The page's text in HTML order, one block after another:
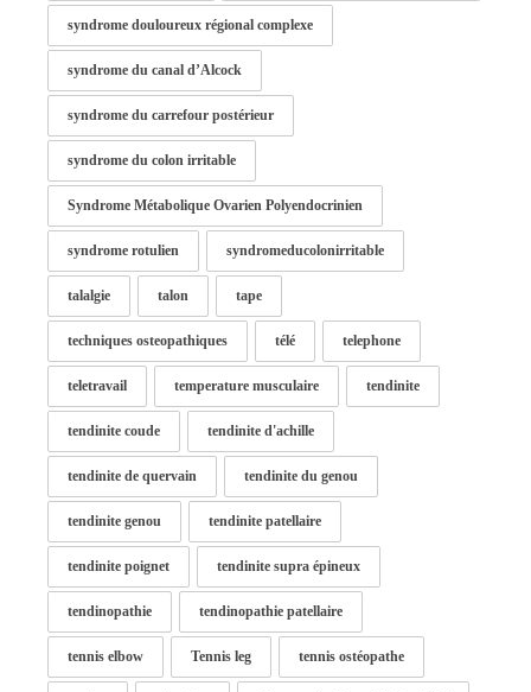
syndrome douloureux régional complexe
syndrome du canal d’Alcock
syndrome du carrefour postérieur
syndrome du colon irritable
Syndrome Métabolique Ovarien Polyendocrinien
syndrome rotulien syndromeducolonirritable
talalgie talon tape
techniques osteopathiques télé telephone
teletravail temperature musculaire tendinite
tendinite coude tendinite d'achille
tendinite de quervain tendinite du genou
tendinite genou tendinite patellaire
tendinite poignet tendinite supra épineux
tendinopathie tendinopathie patellaire
tennis elbow Tennis leg tennis ostéopathe